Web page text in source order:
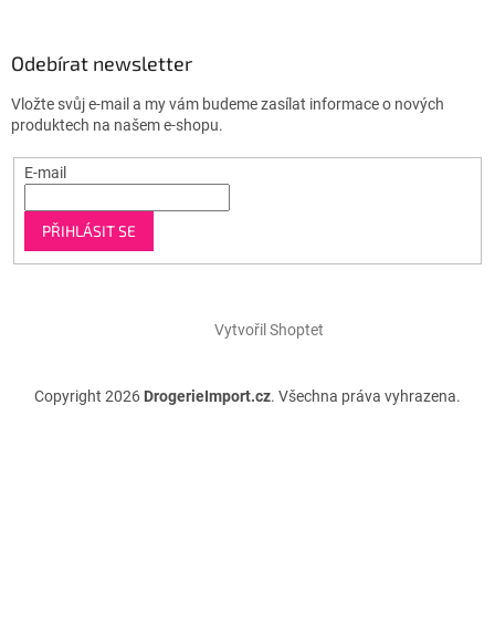
Odebírat newsletter
Vložte svůj e-mail a my vám budeme zasílat informace o nových
produktech na našem e-shopu.
E-mail
PŘIHLÁSIT SE
Vytvořil Shoptet
Copyright 2026 DrogerieImport.cz. Všechna práva vyhrazena.